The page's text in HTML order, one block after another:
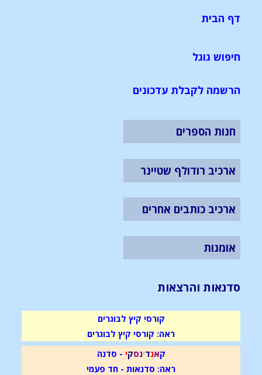
דף הבית
חיפוש גוגל
הרשמה לקבלת עדכונים
חנות הספרים
ארכיב רודולף שטיינר
ארכיב כותבים אחרים
אומנות
סדנאות והרצאות
קורסי קיץ לבוגרים
ראה: קורסי קיץ לבוגרים
קאנדינסקי - סדנה
ראה: סדנאות - חד פעמי